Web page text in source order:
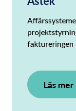
faktureringen
Läs mer